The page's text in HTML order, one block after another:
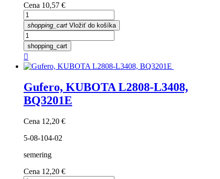
Cena 10,57 €
shopping_cart Vložiť do košíka
shopping_cart

Gufero, KUBOTA L2808-L3408,
BQ3201E
Cena 12,20 €
5-08-104-02
semering
Cena 12,20 €